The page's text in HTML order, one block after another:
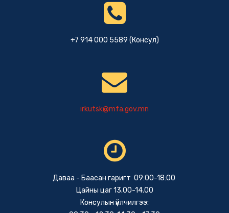
+7 914 000 5589 (Консул)
irkutsk@mfa.gov.mn
Даваа - Баасан гаригт 09:00-18:00
Цайны цаг 13.00-14.00
Консулын үйлчилгээ: